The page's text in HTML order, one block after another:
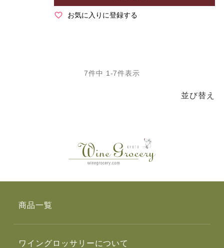
お気に入りに登録する
並び替え
7件中 1 -7件表示
商品一覧
ワイングロッサリーについて